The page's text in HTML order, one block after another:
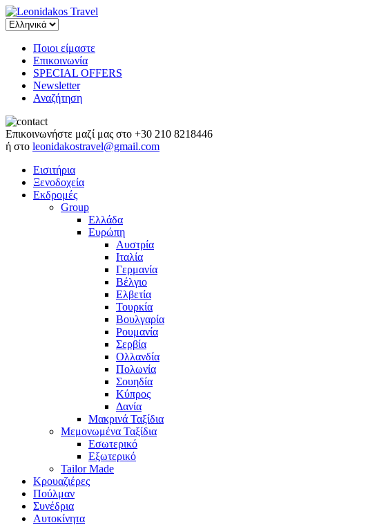
Ποιοι είμαστε
Επικοινωνία
SPECIAL OFFERS
Newsletter
Αναζήτηση
Επικοινωνήστε μαζί μας στο +30 210 8218446
ή στο leonidakostravel@gmail.com
Εισιτήρια
Ξενοδοχεία
Εκδρομές
Group
Ελλάδα
Ευρώπη
Αυστρία
Ιταλία
Γερμανία
Βέλγιο
Ελβετία
Τουρκία
Βουλγαρία
Ρουμανία
Σερβία
Ολλανδία
Πολωνία
Σουηδία
Κύπρος
Δανία
Μακρινά Ταξίδια
Μεμονωμένα Ταξίδια
Εσωτερικό
Εξωτερικό
Tailor Made
Κρουαζιέρες
Πούλμαν
Συνέδρια
Αυτοκίνητα